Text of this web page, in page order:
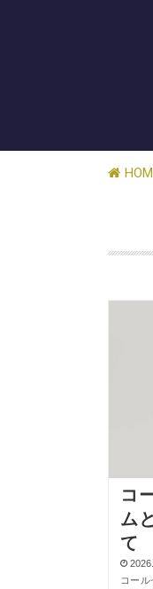
コ
ム
て
コール